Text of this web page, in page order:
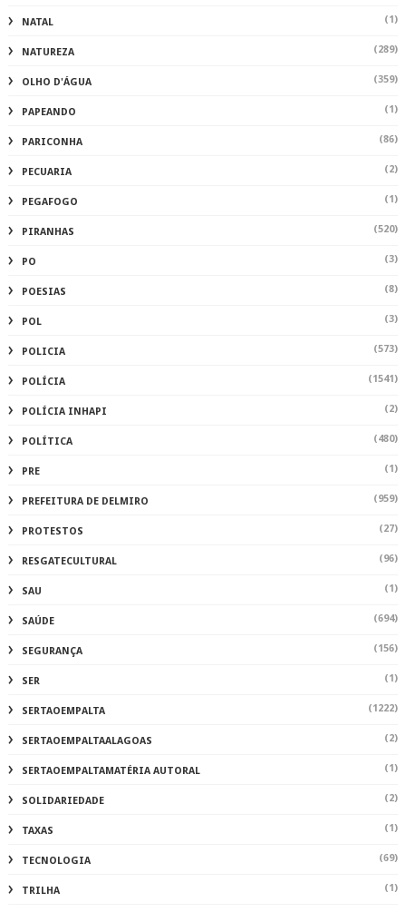
NATAL (1)
NATUREZA (289)
OLHO D'ÁGUA (359)
PAPEANDO (1)
PARICONHA (86)
PECUARIA (2)
PEGAFOGO (1)
PIRANHAS (520)
PO (3)
POESIAS (8)
POL (3)
POLICIA (573)
POLÍCIA (1541)
POLÍCIA INHAPI (2)
POLÍTICA (480)
PRE (1)
PREFEITURA DE DELMIRO (959)
PROTESTOS (27)
RESGATECULTURAL (96)
SAU (1)
SAÚDE (694)
SEGURANÇA (156)
SER (1)
SERTAOEMPALTA (1222)
SERTAOEMPALTAALAGOAS (2)
SERTAOEMPALTAMATÉRIA AUTORAL (1)
SOLIDARIEDADE (2)
TAXAS (1)
TECNOLOGIA (69)
TRILHA (1)